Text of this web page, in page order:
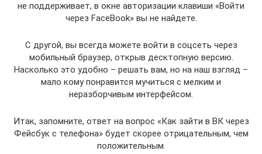
не поддерживает, в окне авторизации клавиши «Войти
через FaceBook» вы не найдете.
С другой, вы всегда можете войти в соцсеть через
мобильный браузер, открыв десктопную версию.
Насколько это удобно – решать вам, но на наш взгляд –
мало кому понравится мучиться с мелким и
неразборчивым интерфейсом.
Итак, запомните, ответ на вопрос «Как зайти в ВК через
Фейсбук с телефона» будет скорее отрицательным, чем
положительным.